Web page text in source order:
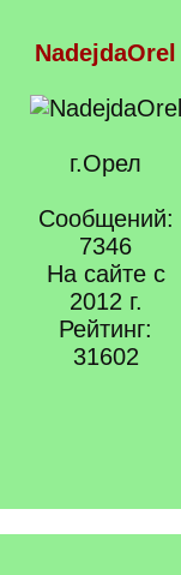
NadejdaOrel
г.Орел
Сообщений:
7346
На сайте с
2012 г.
Рейтинг:
31602